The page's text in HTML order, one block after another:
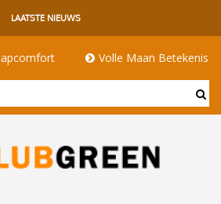
LAATSTE NIEUWS
Volle Maan Betekenis: Energie,